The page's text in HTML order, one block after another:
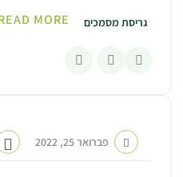
גריסת מסמכים READ MORE
פברואר 25, 2022